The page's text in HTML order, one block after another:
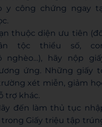
y công chứng ngay
thuộc diện ưu tiên
tộc thiểu số,
nghèo…), hãy nộp
ứng. Những giấy
xét miễn, giảm
trợ khác.
đến làm thủ tục
Giấy triệu tập